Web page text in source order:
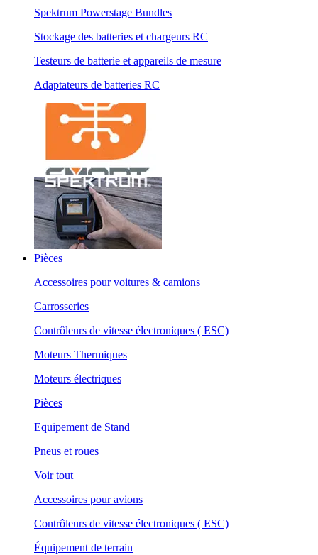
Spektrum Powerstage Bundles
Stockage des batteries et chargeurs RC
Testeurs de batterie et appareils de mesure
Adaptateurs de batteries RC
Pièces
Accessoires pour voitures & camions
Carrosseries
Contrôleurs de vitesse électroniques ( ESC)
Moteurs Thermiques
Moteurs électriques
Pièces
Equipement de Stand
Pneus et roues
Voir tout
Accessoires pour avions
Contrôleurs de vitesse électroniques ( ESC)
Équipement de terrain